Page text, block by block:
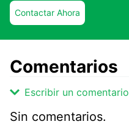
Contactar Ahora
Comentarios
Escribir un comentario
Sin comentarios.